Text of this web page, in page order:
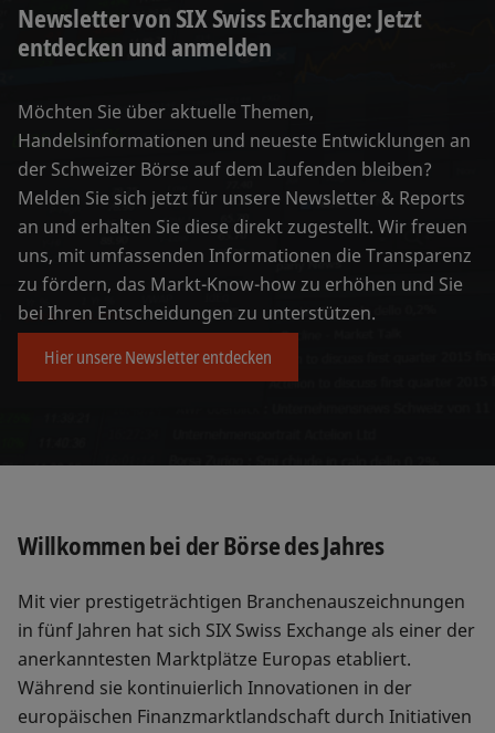
Newsletter von SIX Swiss Exchange: Jetzt
entdecken und anmelden
Möchten Sie über aktuelle Themen,
Handelsinformationen und neueste Entwicklungen an
der Schweizer Börse auf dem Laufenden bleiben?
Melden Sie sich jetzt für unsere Newsletter & Reports
an und erhalten Sie diese direkt zugestellt. Wir freuen
uns, mit umfassenden Informationen die Transparenz
zu fördern, das Markt-Know-how zu erhöhen und Sie
bei Ihren Entscheidungen zu unterstützen.
Hier unsere Newsletter entdecken
Willkommen bei der Börse des Jahres
Mit vier prestigeträchtigen Branchenauszeichnungen
in fünf Jahren hat sich SIX Swiss Exchange als einer der
anerkanntesten Marktplätze Europas etabliert.
Während sie kontinuierlich Innovationen in der
europäischen Finanzmarktlandschaft durch Initiativen